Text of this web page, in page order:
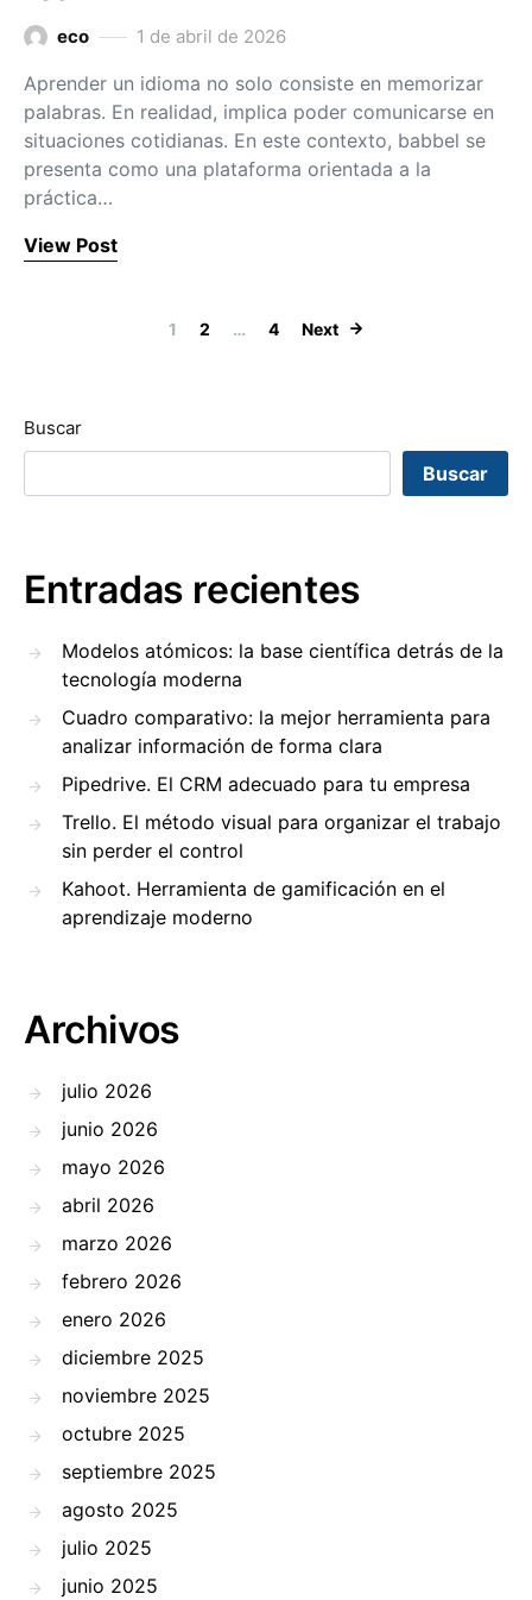
eco 1 de abril de 2026
Aprender un idioma no solo consiste en memorizar
palabras. En realidad, implica poder comunicarse en
situaciones cotidianas. En este contexto, babbel se
presenta como una plataforma orientada a la
práctica…
View Post
Paginación de
1 2 … 4 Next
Buscar
Buscar
Entradas recientes
Modelos atómicos: la base científica detrás de la
tecnología moderna
Cuadro comparativo: la mejor herramienta para
analizar información de forma clara
Pipedrive. El CRM adecuado para tu empresa
Trello. El método visual para organizar el trabajo
sin perder el control
Kahoot. Herramienta de gamificación en el
aprendizaje moderno
Archivos
julio 2026
junio 2026
mayo 2026
abril 2026
marzo 2026
febrero 2026
enero 2026
diciembre 2025
noviembre 2025
octubre 2025
septiembre 2025
agosto 2025
julio 2025
junio 2025